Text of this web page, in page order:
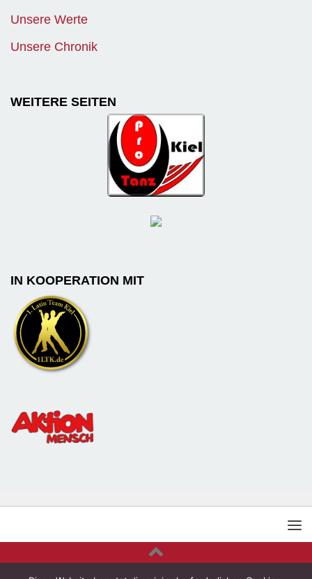
Unsere Werte
Unsere Chronik
WEITERE SEITEN
IN KOOPERATION MIT